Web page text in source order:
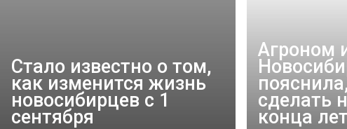
Стало известно о том,
как изменится жизнь
новосибирцев с 1
сентября
Агроном
сделать
конца